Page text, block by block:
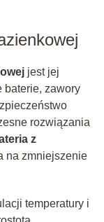
jest jej
baterie, zawory
rozwiązania
z
na zmniejszenie
temperatury i